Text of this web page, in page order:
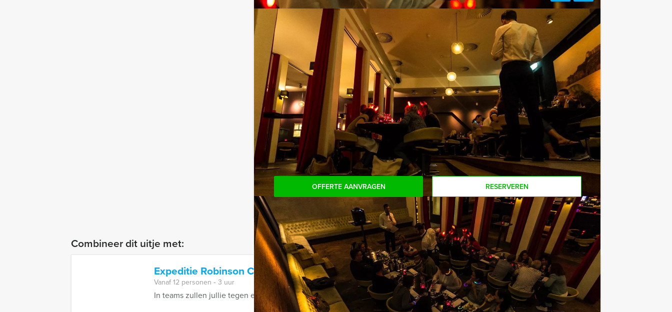
Optioneel:
Niet telkens uw knip hoeven trekken om uw drankje af te rekenen? Voor € 13,50 per
persoon per uur dat u in het restaurant doorbrengt (excl. BTW) kunt u gebruikmaken van
het drankarrangement, waarbij u onbeperkt kunt genieten van bier, fris, huiswijn, koffie
en thee. En…zo komt u ook achteraf niet voor verrassingen te staan!
Komt u niet aan het minimale aantal deelnemers? Als u bereid bent voor het minimale
aantal te betalen, kunt u ook gewoon voor minder personen boeken!
OFFERTE AANVRAGEN RESERVEREN
Combineer dit uitje met:
Expeditie Robinson City Game in Breda
Vanaf€ 24,50p.p. excl. BTW
Vanaf 12 personen ‐ 3 uur
In teams zullen jullie tegen elkaar strijden tijdens Expeditie Robinson City Game in Breda!